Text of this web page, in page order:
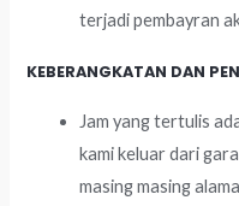
terjadi pembayran
KEBERANGKATAN DAN
Jam yang tertulis
kami keluar dari
masing masing